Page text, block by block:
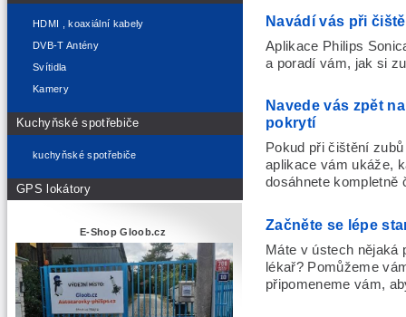
HDMI , koaxiální kabely
DVB-T Antény
Svítidla
Kamery
Kuchyňské spotřebiče
kuchyňské spotřebiče
GPS lokátory
E-Shop Gloob.cz
Navádí vás při
Aplikace Philips
a poradí vám, jak si
Navede vás zpět
pokrytí
Pokud při čištění
aplikace vám ukáže,
dosáhnete kompletně
Začněte se lépe
Máte v ústech nějaká
lékař? Pomůžeme
připomeneme vám,